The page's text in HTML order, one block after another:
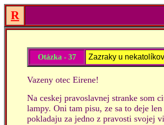
R
Otázka - 37 Zazraky u nekatolíkov
Vazeny otec Eirene!
Na ceskej pravoslavnej stranke som
lampy. Oni tam pisu, ze sa to deje
pokladaju za jedno z pravosti svojej